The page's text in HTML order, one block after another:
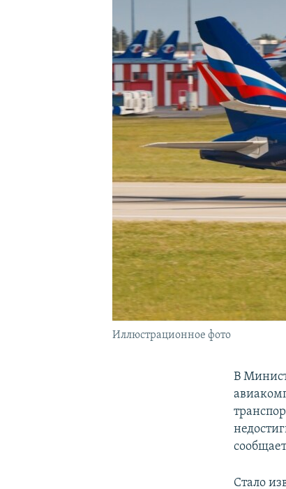
КРЫМ.НЕПОКОРЕННЫЙ
УКРАИНСКАЯ ПРОБЛЕМА КРЫМА
Иллюстрационное фото
В
Стало